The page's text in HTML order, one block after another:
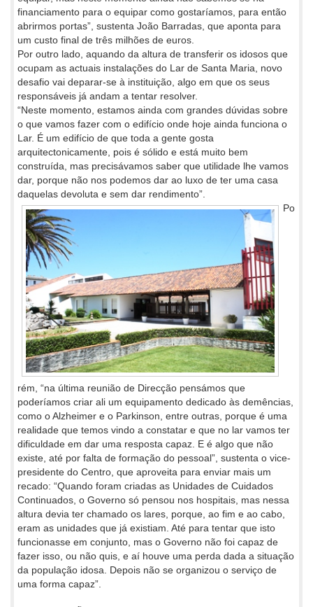
financiamento para o equipar como gostaríamos, para então
abrirmos portas”, sustenta João Barradas, que aponta para
um custo final de três milhões de euros.
Por outro lado, aquando da altura de transferir os idosos que
ocupam as actuais instalações do Lar de Santa Maria, novo
desafio vai deparar-se à instituição, algo em que os seus
responsáveis já andam a tentar resolver.
“Neste momento, estamos ainda com grandes dúvidas sobre
o que vamos fazer com o edifício onde hoje ainda funciona o
Lar. É um edifício de que toda a gente gosta
arquitectonicamente, pois é sólido e está muito bem
construída, mas precisávamos saber que utilidade lhe vamos
dar, porque não nos podemos dar ao luxo de ter uma casa
daquelas devoluta e sem dar rendimento”.
Po
rém, “na última reunião de Direcção pensámos que
poderíamos criar ali um equipamento dedicado às demências,
como o Alzheimer e o Parkinson, entre outras, porque é uma
realidade que temos vindo a constatar e que no lar vamos ter
dificuldade em dar uma resposta capaz. E é algo que não
existe, até por falta de formação do pessoal”, sustenta o vice-
presidente do Centro, que aproveita para enviar mais um
recado: “Quando foram criadas as Unidades de Cuidados
Continuados, o Governo só pensou nos hospitais, mas nessa
altura devia ter chamado os lares, porque, ao fim e ao cabo,
eram as unidades que já existiam. Até para tentar que isto
funcionasse em conjunto, mas o Governo não foi capaz de
fazer isso, ou não quis, e aí houve uma perda dada a situação
da população idosa. Depois não se organizou o serviço de
uma forma capaz”.